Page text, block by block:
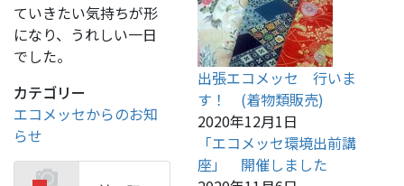
ていきたい気持ちが形
になり、うれしい一日
でした。
カテゴリー
エコメッセからのお知
らせ
出張エコメッセ 行いま
す！ (着物類販売)
2020年12月1日
「エコメッセ環境出前講
座」 開催しました